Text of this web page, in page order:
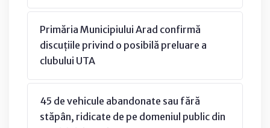
Primăria Municipiului Arad confirmă
discuțiile privind o posibilă preluare a
clubului UTA
45 de vehicule abandonate sau fără
stăpân, ridicate de pe domeniul public din